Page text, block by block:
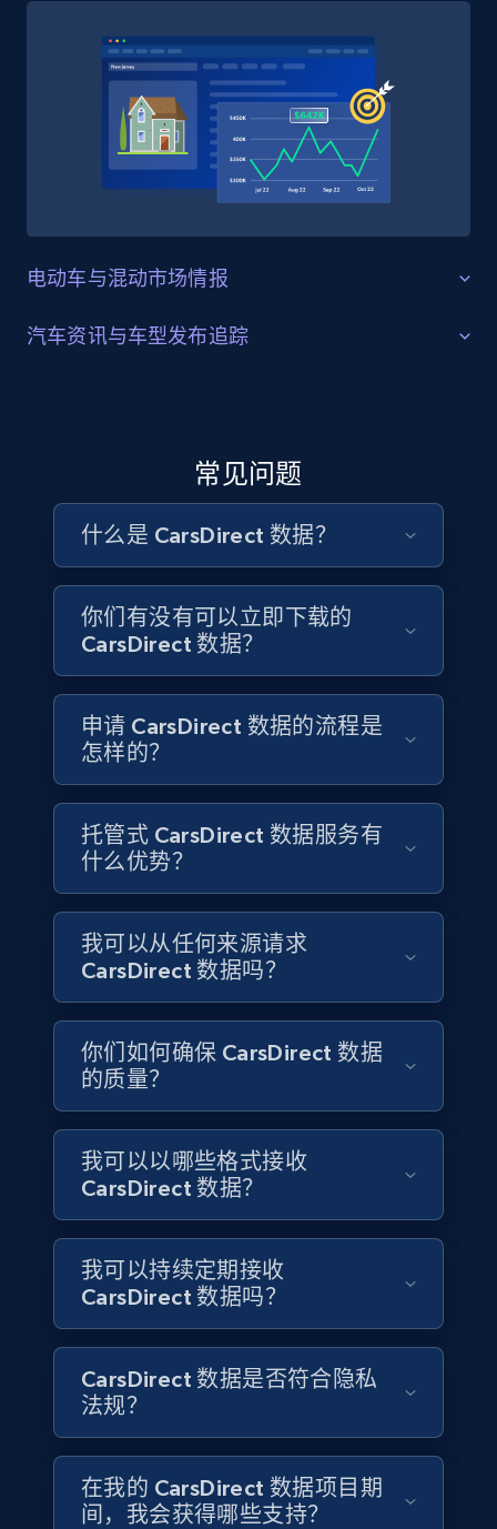
4.5K+ 508+ 立即购买
Reddit- Posts
Post id, URL, User posted, Title, Description,
Glassdoor companies overview information
ID, Company, Ratings overall, Details size,
Details founded, Details type, Country code,
Business Popular Enriched
Google maps reviews
URL, Place id, Place name, Country, Address,
Review id, Reviewer name, Reviews by reviewer,
and more.
Business
4.2K+ 303+ 立即购买
Instagram - Reels
URL, User posted, Description, Hashtags, Num
comments, Date posted, Likes, Views, and
more.
Social media
3.7K+ 436+ 立即购买
Airbnb Properties Information
Name, Price, Image, Description, Category,
Availability, Discount, Reviews, and more.
电动车与混动市场情报
电动车定价与补贴激励分析
究人员、车队采购方与汽车投资分析师可使用结构化的
CarsDirect 电动车数据，监测不同车型的返利与租赁费率
如何变化，追踪政策调整对厂商激励结构的影响，并比
较美国市场中不断扩大的纯电与混动选择在用车成本
（TCO）上的差异。
联系销售
汽车资讯与车型发布追踪
款等编辑内容，覆盖各大品牌，为研究人员提供一个集
中视角来了解哪些车型将在何时进入美国市场。汽车行
业分析师、竞争情报团队与供应商研究人员可使用结构
化的 CarsDirect 编辑内容与车型数据，追踪新车与未来
并提前掌握从皮卡与 SUV 到电动车与性能车等各细分市
场的上市时间线。
常见问题
什么是 CarsDirect 数据？
你们有没有可以立即下载的
CarsDirect 数据？
申请 CarsDirect 数据的流程是
怎样的？
托管式 CarsDirect 数据服务有
什么优势？
我可以从任何来源请求
CarsDirect 数据吗？
你们如何确保 CarsDirect 数据
的质量？
我可以以哪些格式接收
CarsDirect 数据？
我可以持续定期接收
CarsDirect 数据吗？
CarsDirect 数据是否符合隐私
法规？
在我的 CarsDirect 数据项目期
间，我会获得哪些支持？